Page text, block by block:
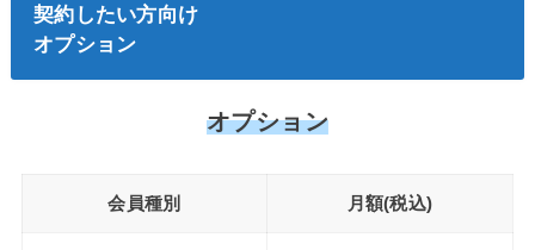
契約したい方向け
オプション
オプション
会員種別 月額(税込)